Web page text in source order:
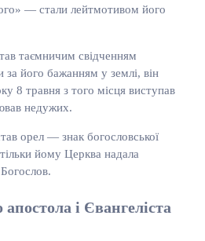
— стали лейтмотивом його
таємничим свідченням
за його бажанням у землі, він
8 травня з того місця виступав
недужих.
орел — знак богословської
йому Церква надала
і Євангеліста